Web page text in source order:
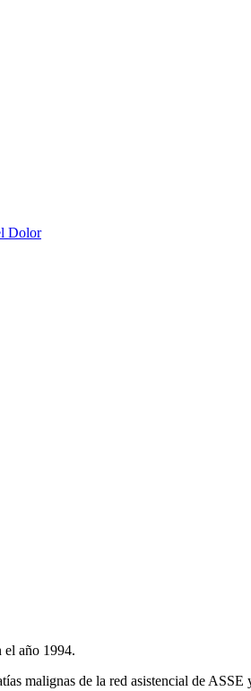
Dolor
año 1994.
malignas de la red asistencial de